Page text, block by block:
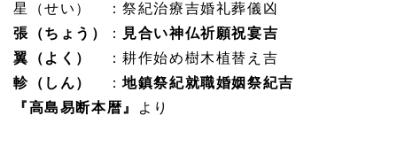
星（せい） ：祭紀治療吉婚礼葬儀凶
張（ちょう）
：
見合い神仏祈願祝宴吉
翼（よく）
：耕作始め樹木植替え吉
軫（しん）
：地鎮祭紀就職婚姻祭紀吉
『高島易断本暦』
より